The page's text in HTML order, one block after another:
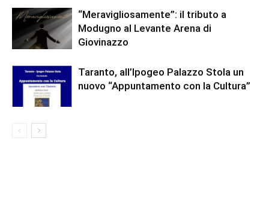
“Meravigliosamente”: il tributo a
Modugno al Levante Arena di
Giovinazzo
Taranto, all’Ipogeo Palazzo Stola un
nuovo “Appuntamento con la Cultura”